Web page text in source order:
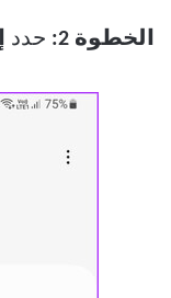
الخطوة 2: حدد